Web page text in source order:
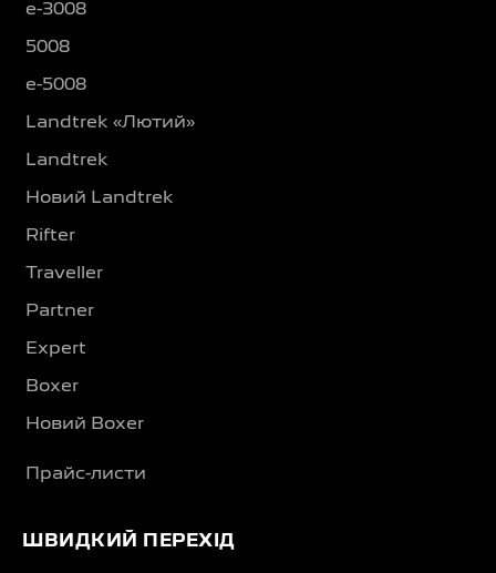
e-3008
5008
e-5008
Landtrek «Лютий»
Landtrek
Новий Landtrek
Rifter
Traveller
Partner
Expert
Boxer
Новий Boxer
Прайс-листи
ШВИДКИЙ ПЕРЕХІД